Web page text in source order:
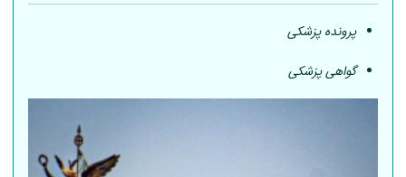
پرونده پزشکی
گواهی پزشکی